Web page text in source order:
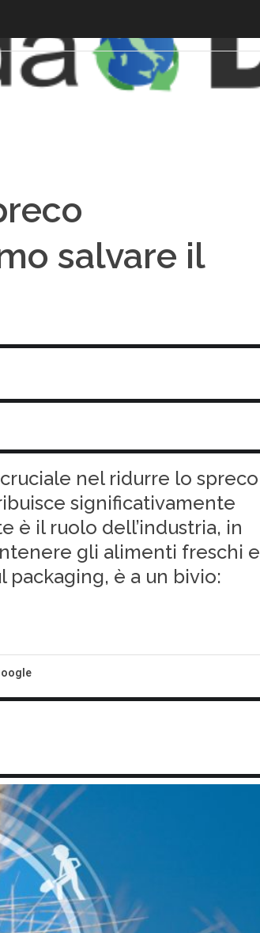
salvare il
nel ridurre lo spreco
significativamente
è il ruolo dell’industria, in
gli alimenti freschi e
packaging, è a un bivio: